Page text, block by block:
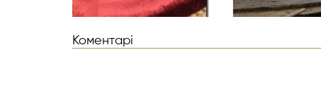
Коментарі